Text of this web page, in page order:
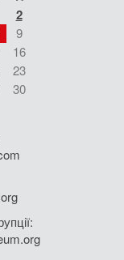
2
9
16
23
30